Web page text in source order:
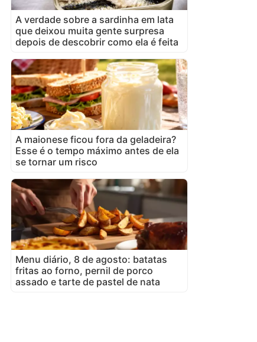
A verdade sobre a sardinha em lata
que deixou muita gente surpresa
depois de descobrir como ela é feita
A maionese ficou fora da geladeira?
Esse é o tempo máximo antes de ela
se tornar um risco
Menu diário, 8 de agosto: batatas
fritas ao forno, pernil de porco
assado e tarte de pastel de nata